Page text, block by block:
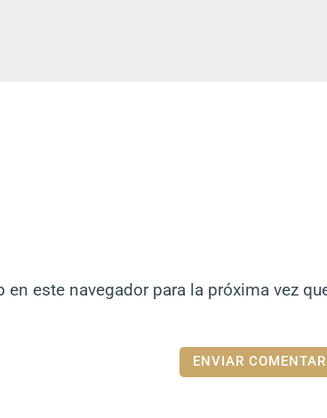
este navegador para la próxima vez